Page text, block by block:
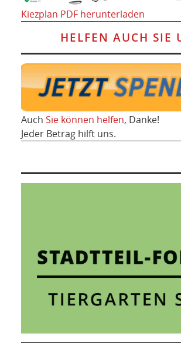
Kiezplan PDF herunterladen
HELFEN AUCH SIE
Auch Sie können helfen, Danke!
Jeder Betrag hilft uns.